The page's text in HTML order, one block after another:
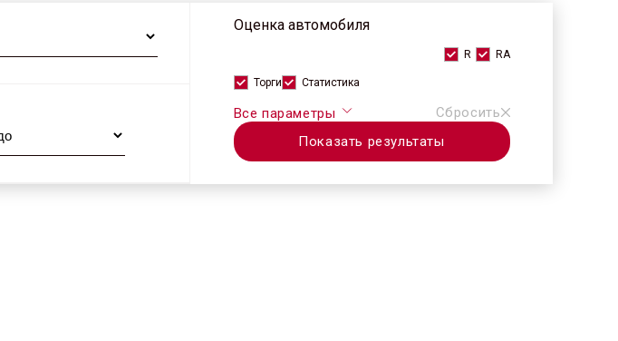
Оценка автомобиля
R RA
Торги Статистика
Все параметры
Сбросить
Показать результаты